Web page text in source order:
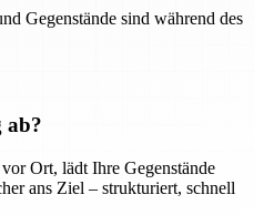
Gegenstände sind während des
ab?
Ort, lädt Ihre Gegenstände
ans Ziel – strukturiert, schnell